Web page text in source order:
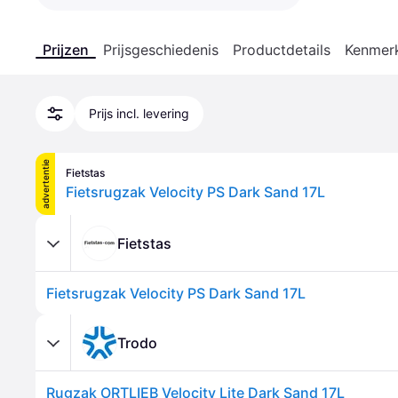
Prijzen Prijsgeschiedenis Productdetails
Prijs incl. levering
advertentie Fietstas
Fietsrugzak Velocity PS Dark Sand 17L
Fietstas
Fietsrugzak Velocity PS Dark Sand 17L
Trodo
Rugzak ORTLIEB Velocity Lite Dark Sand 17L